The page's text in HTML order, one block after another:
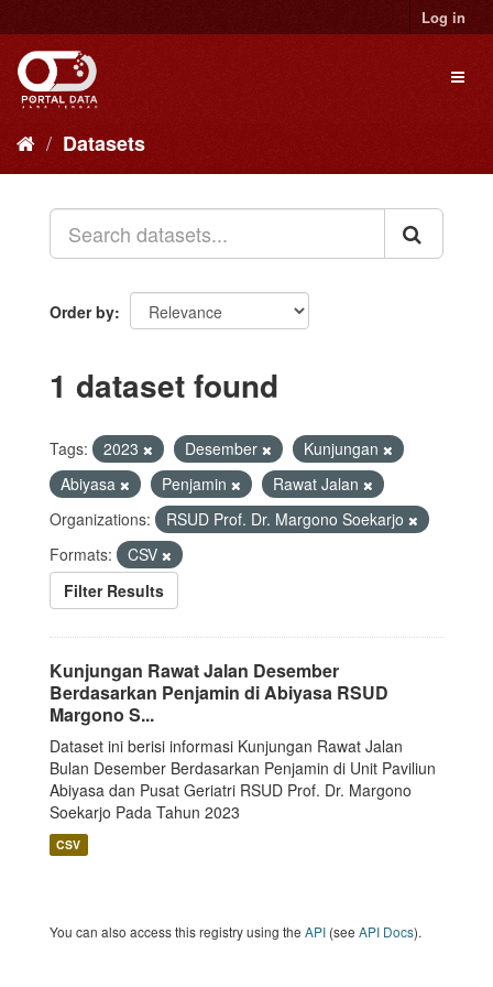
to
content
Log in
Datasets
Order by
1 dataset found
Tags: 2023 Desember
Kunjungan
Abiyasa
Penjamin
Rawat Jalan
Organizations:
RSUD Prof. Dr. Margono Soekarjo
Formats:
CSV
Filter Results
Kunjungan Rawat Jalan Desember
Berdasarkan Penjamin di Abiyasa RSUD
Margono S...
Dataset ini berisi informasi Kunjungan Rawat Jalan
Bulan Desember Berdasarkan Penjamin di Unit Paviliun
Abiyasa dan Pusat Geriatri RSUD Prof. Dr. Margono
Soekarjo Pada Tahun 2023
CSV
You can also access this registry using the API (see API Docs).